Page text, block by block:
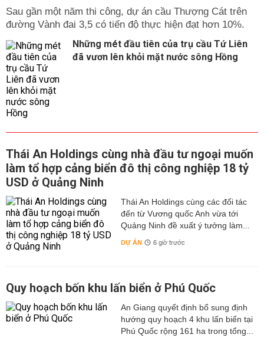
Sau gần một năm thi công, dự án cầu Thượng Cát trên
đường Vành đai 3,5 có tiến độ thực hiện đạt hơn 10%.
Những mét đầu tiên của trụ cầu Tứ Liên
đã vươn lên khỏi mặt nước sông Hồng
Thái An Holdings cùng nhà đầu tư ngoại muốn
làm tổ hợp cảng biển đô thị công nghiệp 18 tỷ
USD ở Quảng Ninh
Thái An Holdings cùng các đối tác
đến từ Vương quốc Anh vừa tới
Quảng Ninh đề xuất ý tưởng làm...
DỰ ÁN 6 giờ trước
Quy hoạch bốn khu lấn biển ở Phú Quốc
An Giang quyết định bổ sung định
hướng quy hoạch 4 khu lấn biển tại
Phú Quốc rộng 161 ha trong tổng...